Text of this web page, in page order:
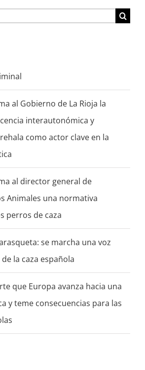
al Gobierno de La Rioja la
interautonómica y
como actor clave en la
al director general de
Animales una normativa
perros de caza
se marcha una voz
la caza española
que Europa avanza hacia una
y teme consecuencias para las